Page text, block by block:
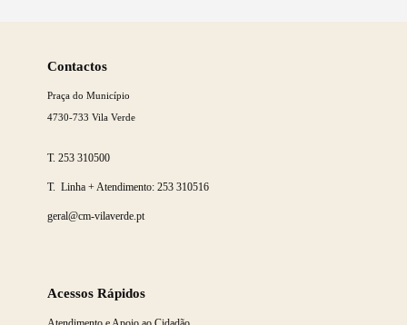
Contactos
Praça do Município
4730-733 Vila Verde
T.253 310500
T. Linha + Atendimento: 253 310516
geral@cm-vilaverde.pt
Acessos Rápidos